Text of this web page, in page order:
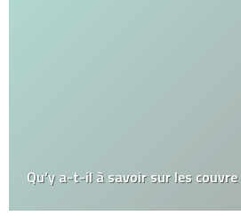
Qu’y a-t-il à savoir sur les